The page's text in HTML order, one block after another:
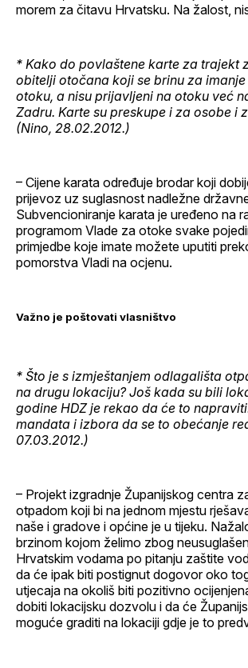
morem za čitavu Hrvatsku. Na žalost,
* Kako do povlaštene karte za trajekt
obitelji otočana koji se brinu za
otoku, a nisu prijavljeni na otoku već
Zadru. Karte su preskupe i za osobe i
(Nino, 28.02.2012.)
– Cijene karata određuje brodar koji
prijevoz uz suglasnost nadležne
Subvencioniranje karata je uređeno na
programom Vlade za otoke svake
primjedbe koje imate možete uputiti
pomorstva Vladi na ocjenu.
Važno je poštovati vlasništvo
* Što je s izmještanjem odlagališta
na drugu lokaciju? Još kada su bili
godine HDZ je rekao da će to
mandata i izbora da se to obećanje
07.03.2012.)
– Projekt izgradnje Županijskog centra
otpadom koji bi na jednom mjestu
naše i gradove i općine je u tijeku.
brzinom kojom želimo zbog
Hrvatskim vodama po pitanju zaštite
da će ipak biti postignut dogovor oko
utjecaja na okoliš biti pozitivno
dobiti lokacijsku dozvolu i da će
moguće graditi na lokaciji gdje je to